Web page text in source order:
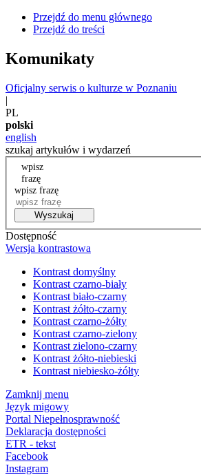
Przejdź do menu głównego
Przejdź do treści
Komunikaty
Oficjalny serwis o kulturze w Poznaniu
|
PL
polski
english
szukaj artykułów i wydarzeń
wpisz
frazę
wpisz frazę
Wyszukaj
Dostępność
Wersja kontrastowa
Kontrast domyślny
Kontrast czarno-biały
Kontrast biało-czarny
Kontrast żółto-czarny
Kontrast czarno-żółty
Kontrast czarno-zielony
Kontrast zielono-czarny
Kontrast żółto-niebieski
Kontrast niebiesko-żółty
Zamknij menu
Język migowy
Portal Niepełnosprawność
Deklaracja dostępności
ETR - tekst
Facebook
Instagram